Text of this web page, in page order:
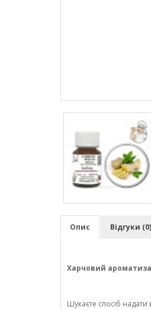
Опис Відгуки (0)
Харчовий
Шукаєте спосіб